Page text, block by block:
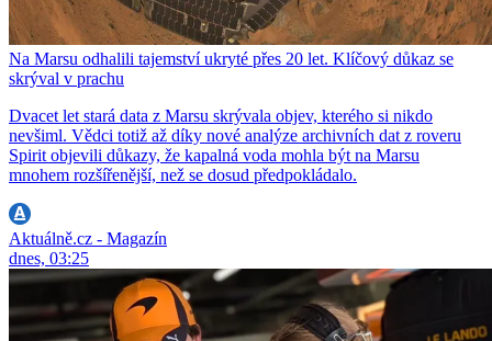
Na Marsu odhalili tajemství ukryté přes 20 let. Klíčový důkaz se
skrýval v prachu
Dvacet let stará data z Marsu skrývala objev, kterého si nikdo
nevšiml. Vědci totiž až díky nové analýze archivních dat z roveru
Spirit objevili důkazy, že kapalná voda mohla být na Marsu
mnohem rozšířenější, než se dosud předpokládalo.
Aktuálně.cz - Magazín
dnes, 03:25